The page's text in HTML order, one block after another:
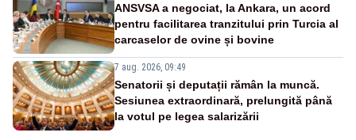
ANSVSA a negociat, la Ankara, un acord
pentru facilitarea tranzitului prin Turcia al
carcaselor de ovine și bovine
7 aug. 2026, 09:49
Senatorii și deputații rămân la muncă.
Sesiunea extraordinară, prelungită până
la votul pe legea salarizării